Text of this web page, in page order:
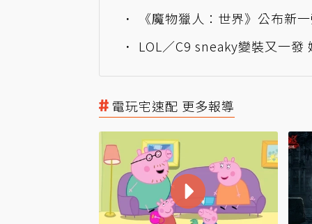
《魔物獵人：世界》公布新
LOL／C9 sneaky變裝又一
電玩宅速配 更多報導